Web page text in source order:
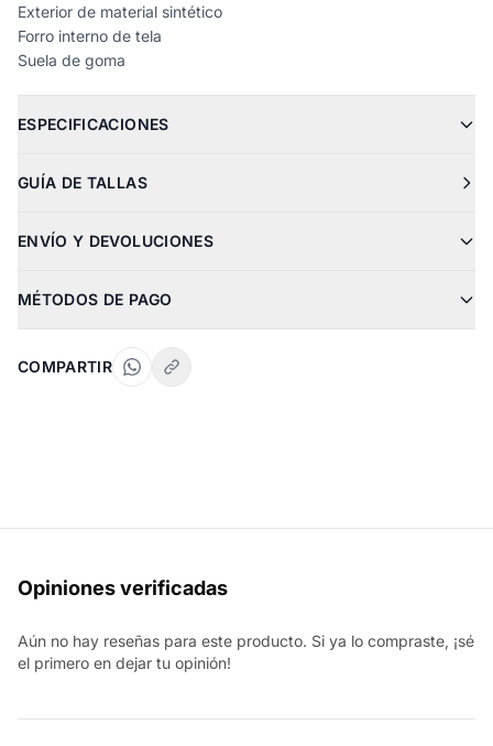
Exterior de material sintético
Forro interno de tela
Suela de goma
ESPECIFICACIONES
GUÍA DE TALLAS
ENVÍO Y DEVOLUCIONES
MÉTODOS DE PAGO
COMPARTIR
Opiniones verificadas
Aún no hay reseñas para este producto. Si ya lo compraste, ¡sé
el primero en dejar tu opinión!